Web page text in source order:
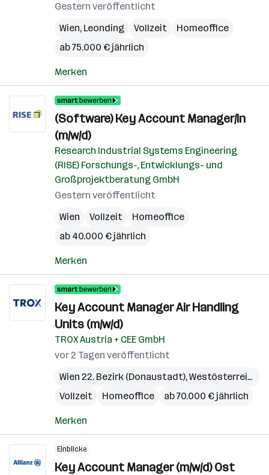
Gestern veröffentlicht
Wien, Leonding Vollzeit
Homeoffice
ab 75.000 € jährlich
Merken
(Software) Key Account Manager/in
(m/w/d)
Research Industrial Systems Engineering
(RISE) Forschungs-, Entwicklungs- und
Großprojektberatung GmbH
Gestern veröffentlicht
Wien
Vollzeit
Homeoffice
ab 40.000 € jährlich
Merken
Key Account Manager Air Handling
Units (m/w/d)
TROX Austria + CEE GmbH
vor 2 Tagen veröffentlicht
Wien 22. Bezirk (Donaustadt),Westösterreich
Vollzeit
Homeoffice ab 70.000 € jährlich
Merken
Einblicke
Key Account Manager (m/w/d) Ost